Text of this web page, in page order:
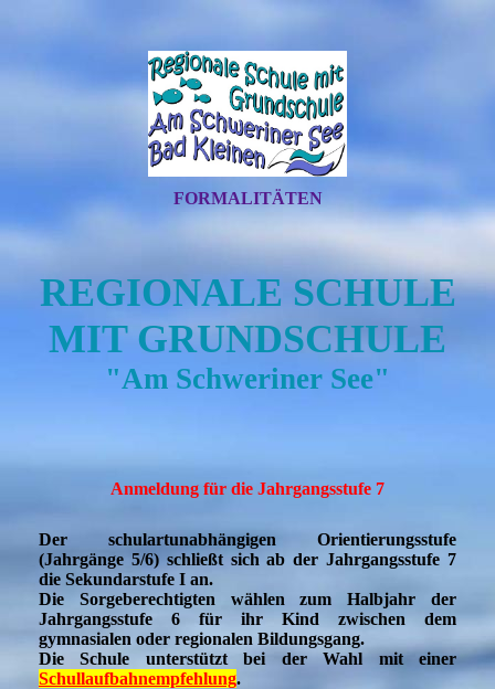
FORMALITÄTEN
REGIONALE SCHULE
MIT GRUNDSCHULE
"Am Schweriner See"
Anmeldung für die Jahrgangsstufe 7
Der schulartunabhängigen Orientierungsstufe
(Jahrgänge 5/6) schließt sich ab der Jahrgangsstufe 7
die Sekundarstufe I an.
Die Sorgeberechtigten wählen zum Halbjahr der
Jahrgangsstufe 6 für ihr Kind zwischen dem
gymnasialen oder regionalen Bildungsgang.
Die Schule unterstützt bei der Wahl mit einer
Schullaufbahnempfehlung.